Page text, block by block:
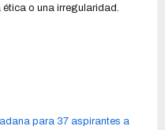
o una irregularidad.
para 37 aspirantes a